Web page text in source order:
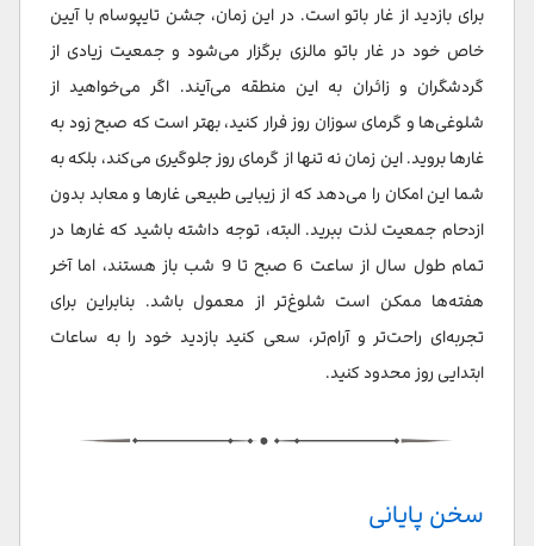
برای بازدید از غار باتو است. در این زمان، جشن تایپوسام با آیین
خاص خود در غار باتو مالزی برگزار می‌شود و جمعیت زیادی از
گردشگران و زائران به این منطقه می‌آیند. اگر می‌خواهید از
شلوغی‌ها و گرمای سوزان روز فرار کنید، بهتر است که صبح زود به
غارها بروید. این زمان نه تنها از گرمای روز جلوگیری می‌کند، بلکه به
شما این امکان را می‌دهد که از زیبایی طبیعی غارها و معابد بدون
ازدحام جمعیت لذت ببرید. البته، توجه داشته باشید که غارها در
تمام طول سال از ساعت 6 صبح تا 9 شب باز هستند، اما آخر
هفته‌ها ممکن است شلوغ‌تر از معمول باشد. بنابراین برای
تجربه‌ای راحت‌تر و آرام‌تر، سعی کنید بازدید خود را به ساعات
ابتدایی روز محدود کنید.
سخن پایانی